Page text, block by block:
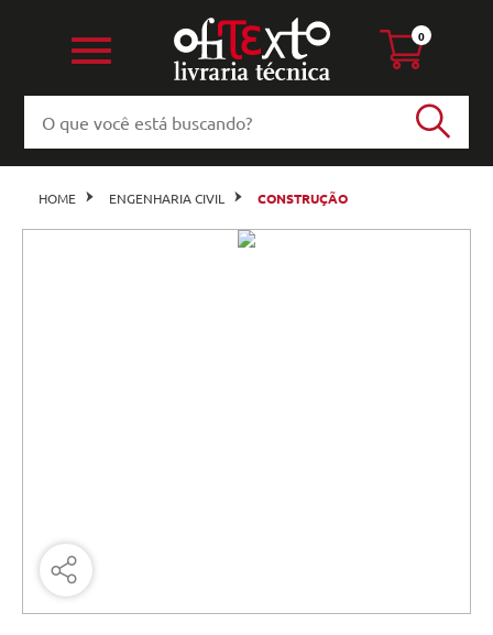
0
HOME ENGENHARIA CIVIL CONSTRUÇÃO